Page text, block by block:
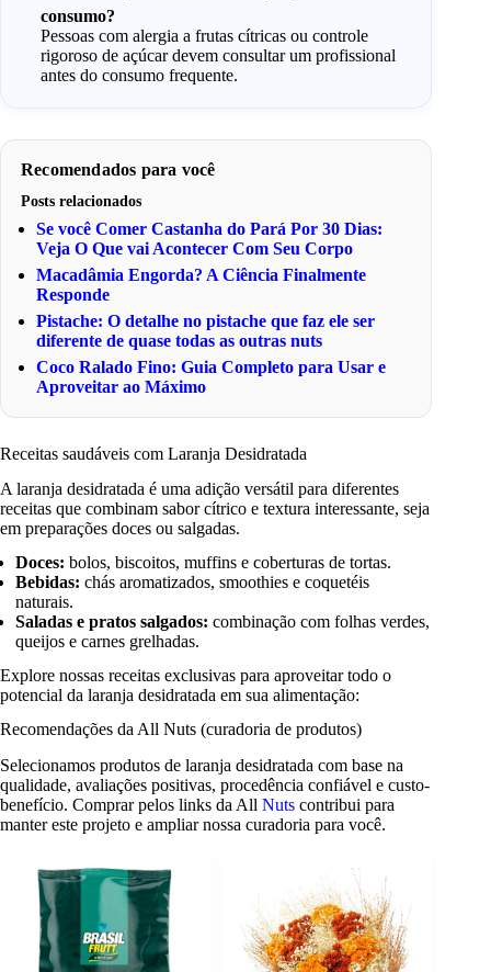
consumo?
Pessoas com alergia a frutas cítricas ou controle
rigoroso de açúcar devem consultar um profissional
antes do consumo frequente.
Recomendados para você
Posts relacionados
Se você Comer Castanha do Pará Por 30 Dias:
Veja O Que vai Acontecer Com Seu Corpo
Macadâmia Engorda? A Ciência Finalmente
Responde
Pistache: O detalhe no pistache que faz ele ser
diferente de quase todas as outras nuts
Coco Ralado Fino: Guia Completo para Usar e
Aproveitar ao Máximo
Receitas saudáveis com Laranja Desidratada
A laranja desidratada é uma adição versátil para diferentes
receitas que combinam sabor cítrico e textura interessante, seja
em preparações doces ou salgadas.
Doces: bolos, biscoitos, muffins e coberturas de tortas.
Bebidas: chás aromatizados, smoothies e coquetéis
naturais.
Saladas e pratos salgados: combinação com folhas verdes,
queijos e carnes grelhadas.
Explore nossas receitas exclusivas para aproveitar todo o
potencial da laranja desidratada em sua alimentação:
Recomendações da All Nuts (curadoria de produtos)
Selecionamos produtos de laranja desidratada com base na
qualidade, avaliações positivas, procedência confiável e custo-
benefício. Comprar pelos links da All Nuts contribui para
manter este projeto e ampliar nossa curadoria para você.